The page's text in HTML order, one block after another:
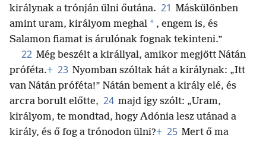
királynak a trónján ülni őutána. 21 Máskülönben
amint uram, királyom meghal * , engem is, és
Salamon fiamat is árulónak fognak tekinteni.”
22 Még beszélt a királlyal, amikor megjött Nátán
próféta.+ 23 Nyomban szóltak hát a királynak: „Itt
van Nátán próféta!” Nátán bement a király elé, és
arcra borult előtte, 24 majd így szólt: „Uram,
királyom, te mondtad, hogy Adónia lesz utánad a
király, és ő fog a trónodon ülni?+ 25 Mert ő ma